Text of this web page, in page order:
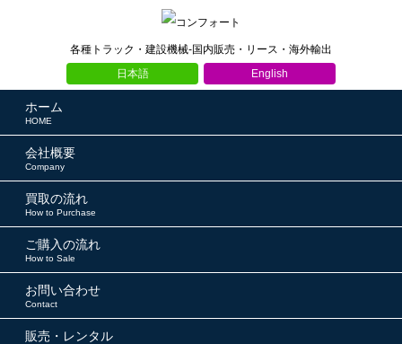
各種トラック・建設機械-国内販売・リース・海外輸出
English
日本語
ホーム
HOME
会社概要
Company
買取の流れ
How to Purchase
ご購入の流れ
How to Sale
お問い合わせ
Contact
販売・レンタル